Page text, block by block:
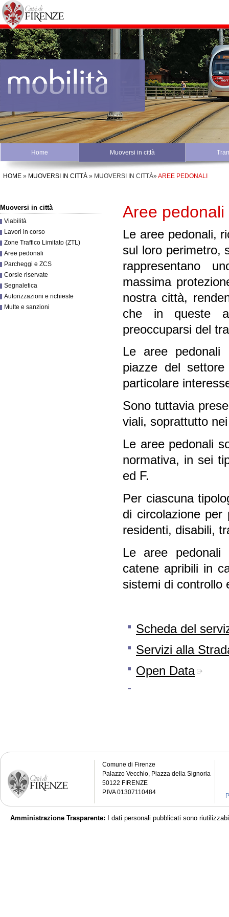
Home Muoversi in città
HOME » MUOVERSI IN CITTÀ » MUOVERSI IN CITTÀ»AREE PEDONALI
Muoversi in città
Viabilità
Lavori in corso
Zone Traffico Limitato (ZTL)
Aree pedonali
Parcheggi e ZCS
Corsie riservate
Segnaletica
Autorizzazioni e richieste
Multe e sanzioni
Aree pedonali
Le aree pedonali,
sul loro perimetro,
rappresentano
massima
nostra città,
che in queste
preoccuparsi del
Le aree pedonali
piazze del
particolare
Sono tuttavia
viali, soprattutto
Le aree pedonali
normativa, in sei
ed F.
Per ciascuna
di circolazione
residenti, disabili,
Le aree pedonali
catene apribili in
sistemi di controllo
Scheda del
Servizi alla
Open Data
Comune di Firenze
Palazzo Vecchio, Piazza della Signoria
50122 FIRENZE
P.IVA 01307110484
Amministrazione Trasparente: I dati personali pubblicati sono